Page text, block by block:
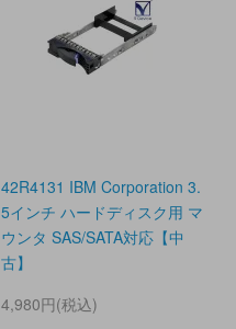
42R4131 IBM Corporation 3.
5インチ ハードディスク用 マ
ウンタ SAS/SATA対応【中
古】
4,980円(税込)